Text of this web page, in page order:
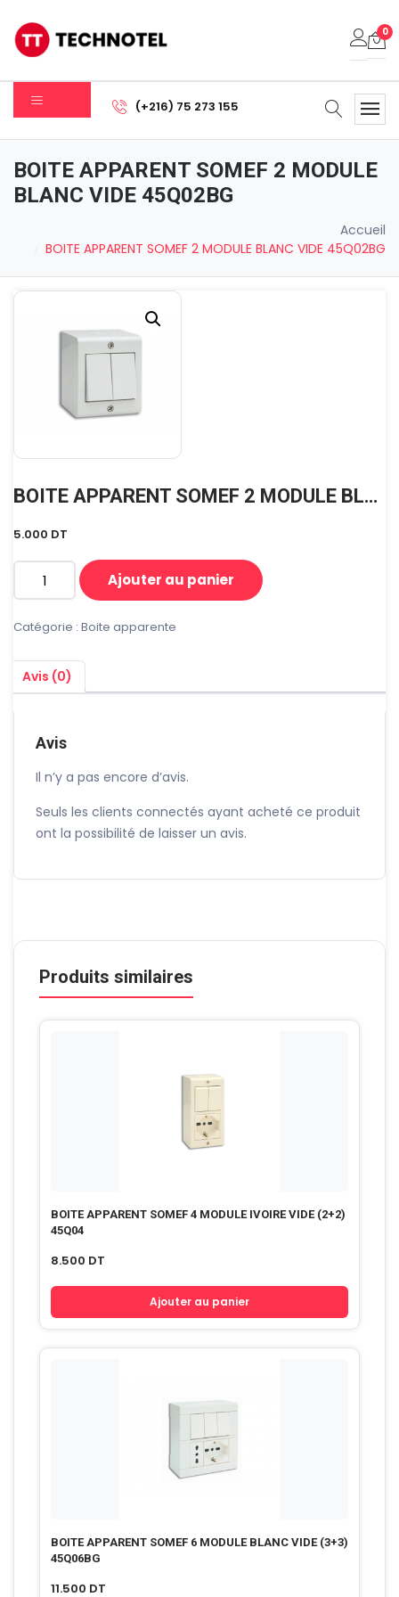
0
Votre panier est vide.
Sous-total: 0.000DT
Voir Le Panier Commander
(+216) 75 273 155
BOITE APPARENT SOMEF 2 MODULE
BLANC VIDE 45Q02BG
Accueil
BOITE APPARENT SOMEF 2 MODULE BLANC VIDE 45Q02BG
BOITE APPARENT SOMEF 2 MODULE BLANC VIDE 45Q02BG
5.000 DT
quantité
BOITE
SOMEF
MODULE
VIDE
Ajouter au panier
Catégorie : Boite apparente
Avis (0)
Avis
Il n’y a pas encore d’avis.
Seuls les clients connectés ayant acheté ce produit
ont la possibilité de laisser un avis.
Produits similaires
BOITE APPARENT SOMEF 4 MODULE IVOIRE VIDE (2+2)
45Q04
8.500 DT
Ajouter au panier
BOITE APPARENT SOMEF 6 MODULE BLANC VIDE (3+3)
45Q06BG
11.500 DT